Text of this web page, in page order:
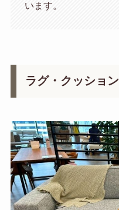
います。
ラグ・クッション